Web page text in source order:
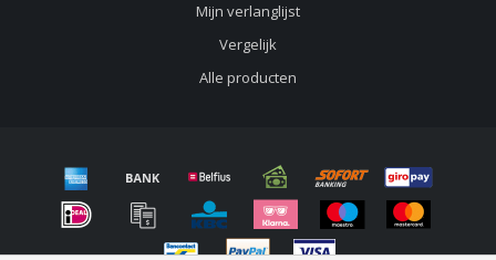
Mijn verlanglijst
Vergelijk
Alle producten